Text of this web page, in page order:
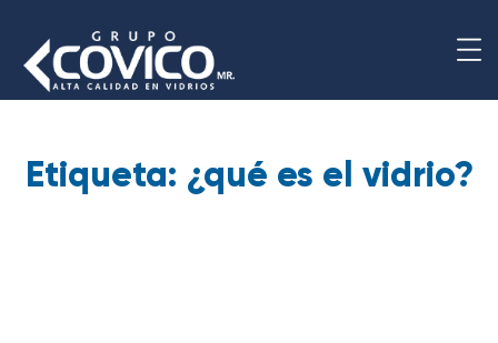
Etiqueta: ¿qué es el vidrio?